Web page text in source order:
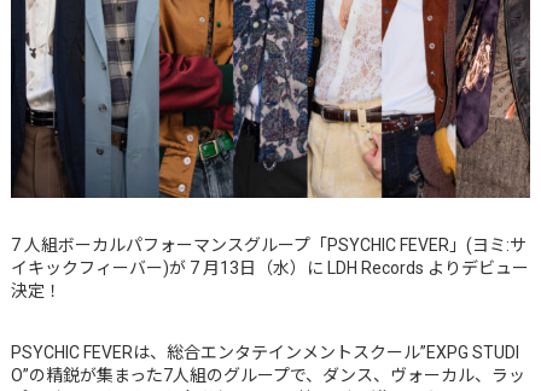
7 人組ボーカルパフォーマンスグループ「PSYCHIC FEVER」(ヨミ:サ
イキックフィーバー)が 7 月13日（水）に LDH Records よりデビュー
決定！
PSYCHIC FEVERは、総合エンタテインメントスクール”EXPG STUDI
O”の精鋭が集まった7人組のグループで、ダンス、ヴォーカル、ラッ